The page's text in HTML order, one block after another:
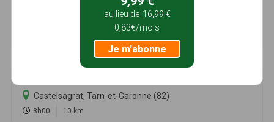
Randonnée dans les vergers
Saint-Maurin, Lot-et-Garonne (47)
Tracé GPS
Castelsagrat, Tarn-et-Garonne (82)
3h00 10 km
au lieu de 16,99 €
0,83€/mois
Je m'abonne